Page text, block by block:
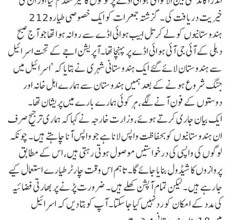
خیریت دریافت کی۔ گزشتہ جمعرات کو ایک خصوصی طیارہ 212
ہندوستانیوں کو لے کر تل ابیب ہوائی اڈے سے روانہ ہوا تھا جو آج صبح
دہلی کے آئی جی آئی ہوائی اڈے پر پہنچا تھا۔آپریشن اجے کے تحت اسرائیل
سے ہندوستان لائے گئے ایک ہندوستانی شہری نے بتایا کہ ‘اسرائیل میں
جنگ شروع ہونے کے بعد ہمیں ہندوستان سے ہمارے اہل خانہ اور
دوستوں کے فون آنے لگے، ہر کوئی ہمارے بارے میں پریشان تھا۔
ایک بیان جاری کرتے ہوئے، وزارت خارجہ نے کہا کہ ہماری ترجیح صرف
ان ہندوستانیوں کو بحفاظت واپس لانا ہے جو واپس آنا چاہتے ہیں۔ چونکہ
لوگوں کی واپسی کی درخواستیں موصول ہوتی رہتی ہیں، اس کے مطابق
پروازوں کا شیڈول بنایا جائے گا۔ تاہم اس وقت چارٹر طیارے استعمال کیے
جا رہے ہیں۔ لیکن تمام آپشن کھلے ہیں۔ ضرورت پڑنے پر بھارتی فضائیہ
کی مدد کے امکان کو رد نہیں کیا جا سکتا۔ آپ کو بتا دیں کہ اسرائیل